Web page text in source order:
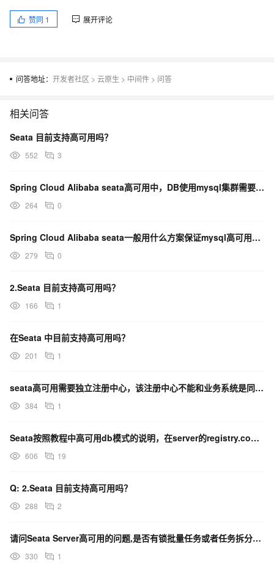
赞同 1 展开评论
问答地址： 开发者社区 > 云原生 > 中间件 > 问答
相关问答
Seata 目前支持高可用吗？
552 3
Spring Cloud Alibaba seata高可用中，DB使用mysql集群需要怎么配置呀？
264 0
Spring Cloud Alibaba seata一般用什么方案保证mysql高可用呀？
279 0
2.Seata 目前支持高可用吗？
166 1
在Seata 中目前支持高可用吗？
201 1
seata高可用需要独立注册中心，该注册中心不能和业务系统是同一个吗？
384 1
Seata按照教程中高可用db模式的说明，在server的registry.conf中修改为？
606 19
Q: 2.Seata 目前支持高可用吗？
288 2
请问Seata Server高可用的问题,是否有锁批量任务或者任务拆分的能力呢？
330 1